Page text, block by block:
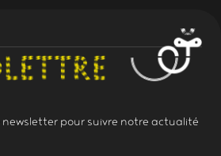
newsletter pour suivre notre actualité